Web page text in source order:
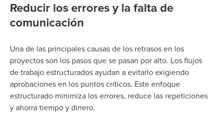
Reducir los errores y la falta de
comunicación
Una de las principales causas de los retrasos en los
proyectos son los pasos que se pasan por alto. Los flujos
de trabajo estructurados ayudan a evitarlo exigiendo
aprobaciones en los puntos críticos. Este enfoque
estructurado minimiza los errores, reduce las repeticiones
y ahorra tiempo y dinero.